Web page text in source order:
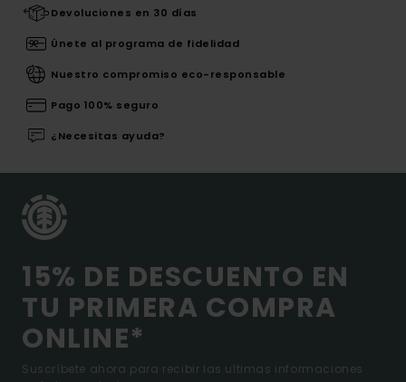
Devoluciones en 30 días
Únete al programa de fidelidad
Nuestro compromiso eco-responsable
Pago 100% seguro
¿Necesitas ayuda?
15% DE DESCUENTO EN
TU PRIMERA COMPRA
ONLINE*
Suscríbete ahora para recibir las ultimas informaciones